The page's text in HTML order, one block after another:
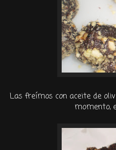
Las freímos con aceite de
momento,